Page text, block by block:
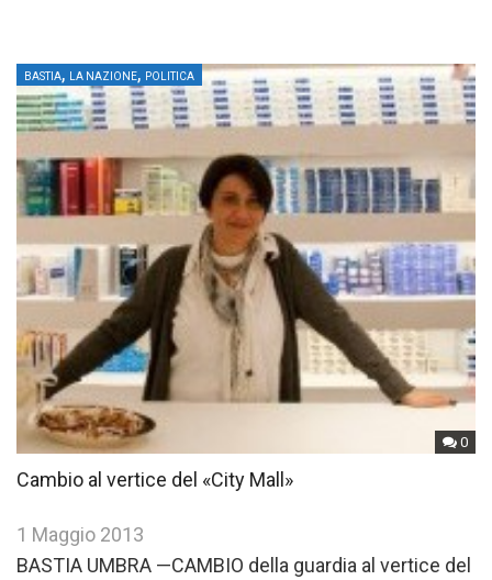
0
BASTIA, LA NAZIONE, POLITICA
Cambio al vertice del «City Mall»
1 Maggio 2013
BASTIA UMBRA —CAMBIO della guardia al vertice del